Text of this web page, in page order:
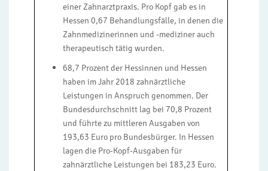
einer Zahnarztpraxis. Pro Kopf gab es in
Hessen 0,67 Behandlungsfälle, in denen die
Zahnmedizinerinnen und -mediziner auch
therapeutisch tätig wurden.
68,7 Prozent der Hessinnen und Hessen
haben im Jahr 2018 zahnärztliche
Leistungen in Anspruch genommen. Der
Bundesdurchschnitt lag bei 70,8 Prozent
und führte zu mittleren Ausgaben von
193,63 Euro pro Bundesbürger. In Hessen
lagen die Pro-Kopf-Ausgaben für
zahnärztliche Leistungen bei 183,23 Euro.